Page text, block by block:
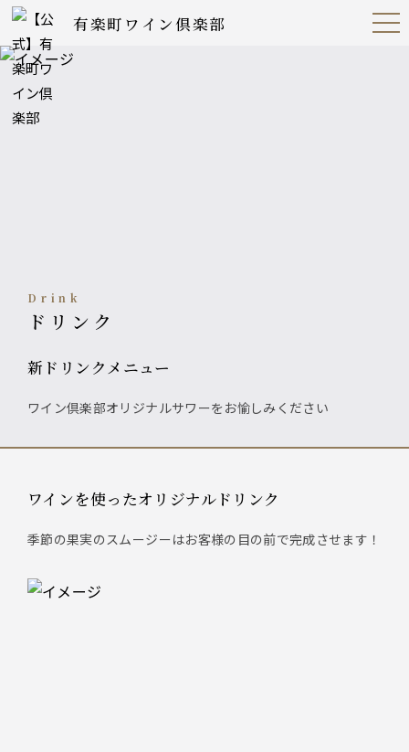
有楽町ワイン倶楽部 Open
Navig
drink
ドリンク
新ドリンクメニュー
ワイン倶楽部オリジナルサワーをお愉しみください
ワインを使ったオリジナルドリンク
季節の果実のスムージーはお客様の目の前で完成させます！